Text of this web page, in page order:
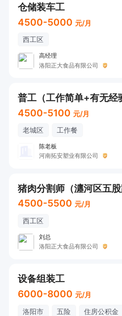
仓储装车工
4500-5000 元/月
西工区
高经理
洛阳正大食品有限公司
普工（工作简单+有无经
4500-5100 元/月
老城区 工作餐
陈老板
河南拓安塑业有限公司
猪肉分割师（瀍河区五股
4500-5500 元/月
西工区
刘总
洛阳正大食品有限公司
设备组装工
6000-8000 元/月
洛阳市 五险 住房公积金